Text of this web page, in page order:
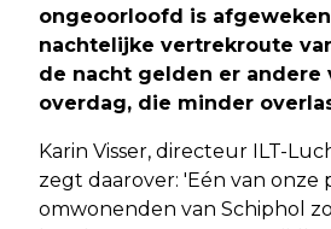
ongeoorloofd is
nachtelijke vertrekroute
de nacht gelden er andere
overdag, die minder
Karin Visser, directeur ILT-
zegt daarover: 'Eén van onze
omwonenden van Schiphol